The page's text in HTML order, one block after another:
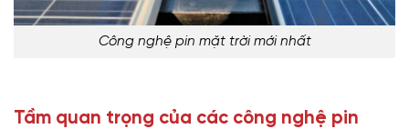
Công nghệ pin mặt trời mới nhất
Tầm quan trọng của các công nghệ pin